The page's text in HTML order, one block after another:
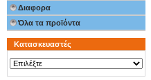
Διαφορα
Όλα τα προϊόντα
Κατασκευαστές